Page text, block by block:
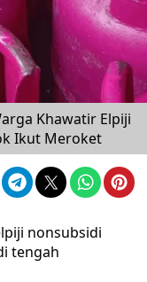
Khawatir Elpiji
Ikut Meroket
nonsubsidi
tengah